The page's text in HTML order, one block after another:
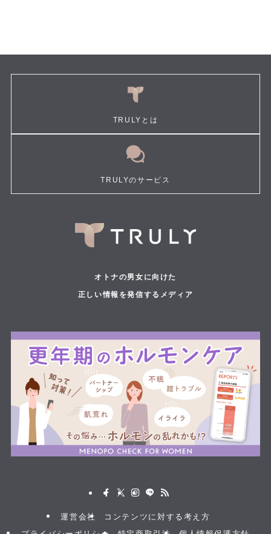
TRULYとは
TRULYのサービス
オトナの男女に向けた
正しい情報を発信するメディア
運営会社
コンテンツに対する考え方